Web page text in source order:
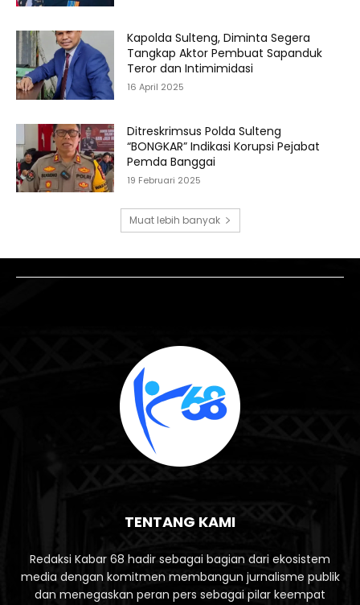
Kapolda Sulteng, Diminta Segera
Tangkap Aktor Pembuat Sapanduk
Teror dan Intimimidasi
16 April 2025
Ditreskrimsus Polda Sulteng
“BONGKAR” Indikasi Korupsi Pejabat
Pemda Banggai
19 Februari 2025
Muat lebih banyak
TENTANG KAMI
Redaksi Kabar 68 hadir sebagai bagian dari ekosistem
media dengan komitmen membangun jurnalisme publik
dan menegaskan peran pers sebagai pilar keempat